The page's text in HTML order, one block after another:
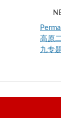
高原
九专